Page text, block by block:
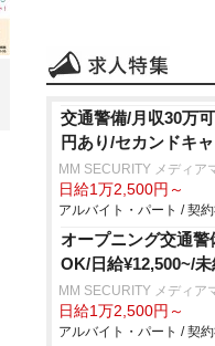
交通警備/月収30万
円あり/セカンドキ
MM SECURITY メディア
日給1万2,500円～
アルバイト・パート / 契
オープニング交通警
OK/日給¥12,500~/
MM SECURITY メディア
日給1万2,500円～
アルバイト・パート / 契